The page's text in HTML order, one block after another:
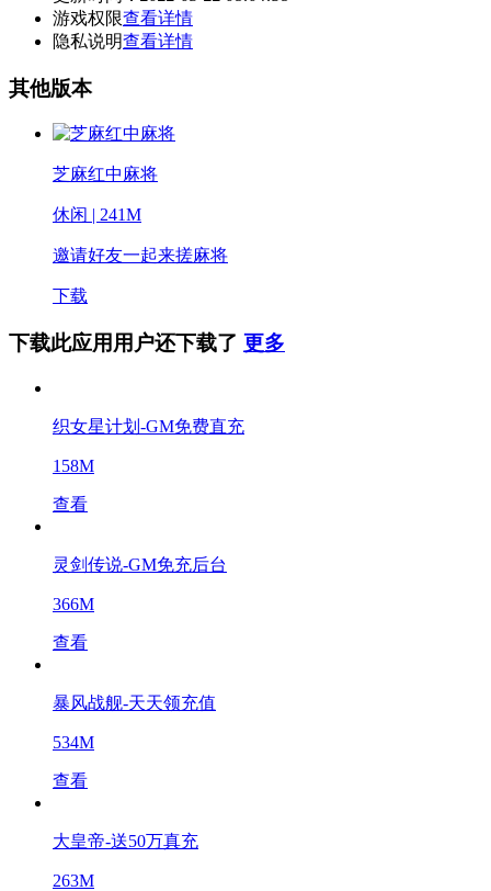
游戏权限查看详情
隐私说明查看详情
其他版本
芝麻红中麻将
休闲 | 241M
邀请好友一起来搓麻将
下载
下载此应用用户还下载了 更多
织女星计划-GM免费直充
158M
查看
灵剑传说-GM免充后台
366M
查看
暴风战舰-天天领充值
534M
查看
大皇帝-送50万真充
263M